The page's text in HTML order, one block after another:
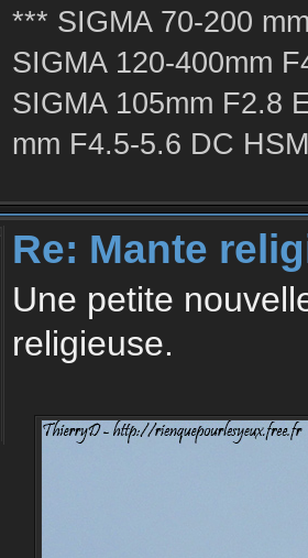
*** SIGMA 70-200
SIGMA 120-400mm
SIGMA 105mm F2.8
mm F4.5-5.6 DC
Re: Mante
Une petite
religieuse.